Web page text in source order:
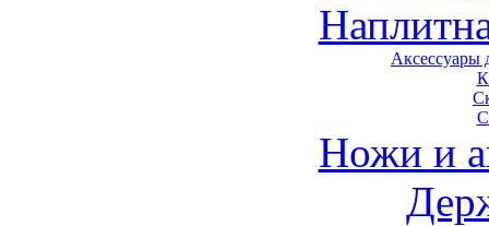
Аксессуары
Ножи и